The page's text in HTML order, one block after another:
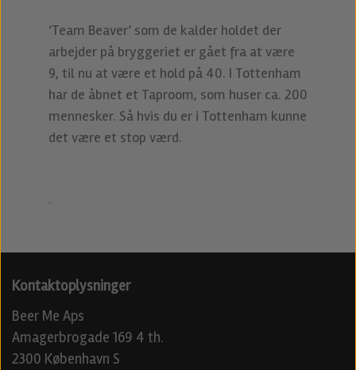
‘Team Beaver’ som de kalder holdet der
arbejder på bryggeriet er gået fra at være
9, til nu at være et hold på 40. I Tottenham
har de åbnet et Taproom, som huser ca. 200
mennesker. Så hvis du er i Tottenham kunne
det være et stop værd.
Kontaktoplysninger
Beer Me Aps
Amagerbrogade 169 4 th.
2300 København S